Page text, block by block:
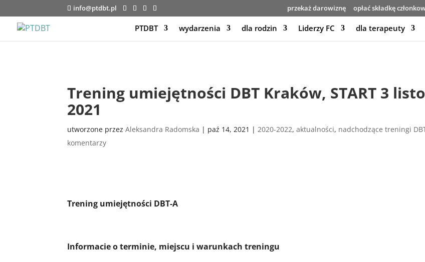
info@ptdbt.pl przekaż darowiznę opłać składkę
PTDBT wydarzenia dla rodzin Liderzy FC dla terapeuty
Trening umiejętności DBT Kraków, START 3
2021
utworzone przezAleksandra Radomska | paź 14, 2021 |2020-2022,aktualności, nadchodzące treningi
komentarzy
Trening umiejętności DBT-A
Informacie o terminie, miejscu i warunkach treningu